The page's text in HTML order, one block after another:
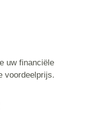
uw financiële
voordeelprijs.